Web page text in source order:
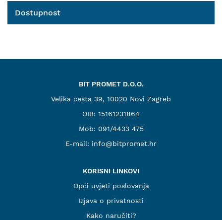
Dostupnost
BIT PROMET D.O.O.
Velika cesta 39, 10020 Novi Zagreb
OIB: 15161231864
Mob: 091/4433 475
E-mail: info@bitpromet.hr
KORISNI LINKOVI
Opći uvjeti poslovanja
Izjava o privatnosti
Kako naručiti?